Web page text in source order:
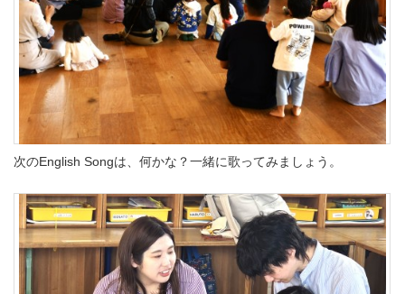
次のEnglish Songは、何かな？一緒に歌ってみましょう。